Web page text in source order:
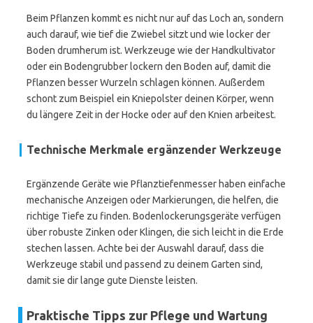
Beim Pflanzen kommt es nicht nur auf das Loch an, sondern
auch darauf, wie tief die Zwiebel sitzt und wie locker der
Boden drumherum ist. Werkzeuge wie der Handkultivator
oder ein Bodengrubber lockern den Boden auf, damit die
Pflanzen besser Wurzeln schlagen können. Außerdem
schont zum Beispiel ein Kniepolster deinen Körper, wenn
du längere Zeit in der Hocke oder auf den Knien arbeitest.
Technische Merkmale ergänzender Werkzeuge
Ergänzende Geräte wie Pflanztiefenmesser haben einfache
mechanische Anzeigen oder Markierungen, die helfen, die
richtige Tiefe zu finden. Bodenlockerungsgeräte verfügen
über robuste Zinken oder Klingen, die sich leicht in die Erde
stechen lassen. Achte bei der Auswahl darauf, dass die
Werkzeuge stabil und passend zu deinem Garten sind,
damit sie dir lange gute Dienste leisten.
Praktische Tipps zur Pflege und Wartung